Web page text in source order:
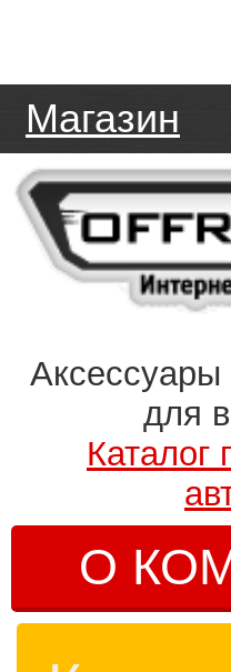
Магазин
Аксессуары
для
Каталог
О